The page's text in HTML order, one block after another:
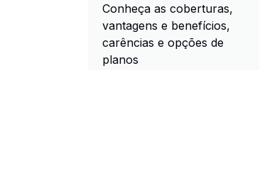
Conheça as coberturas,
vantagens e benefícios,
carências e opções de
planos